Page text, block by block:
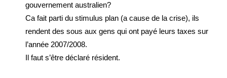
gouvernement australien?
Ca fait parti du stimulus plan (a cause de la crise), ils
rendent des sous aux gens qui ont payé leurs taxes sur
l’année 2007/2008.
Il faut s’être déclaré résident.